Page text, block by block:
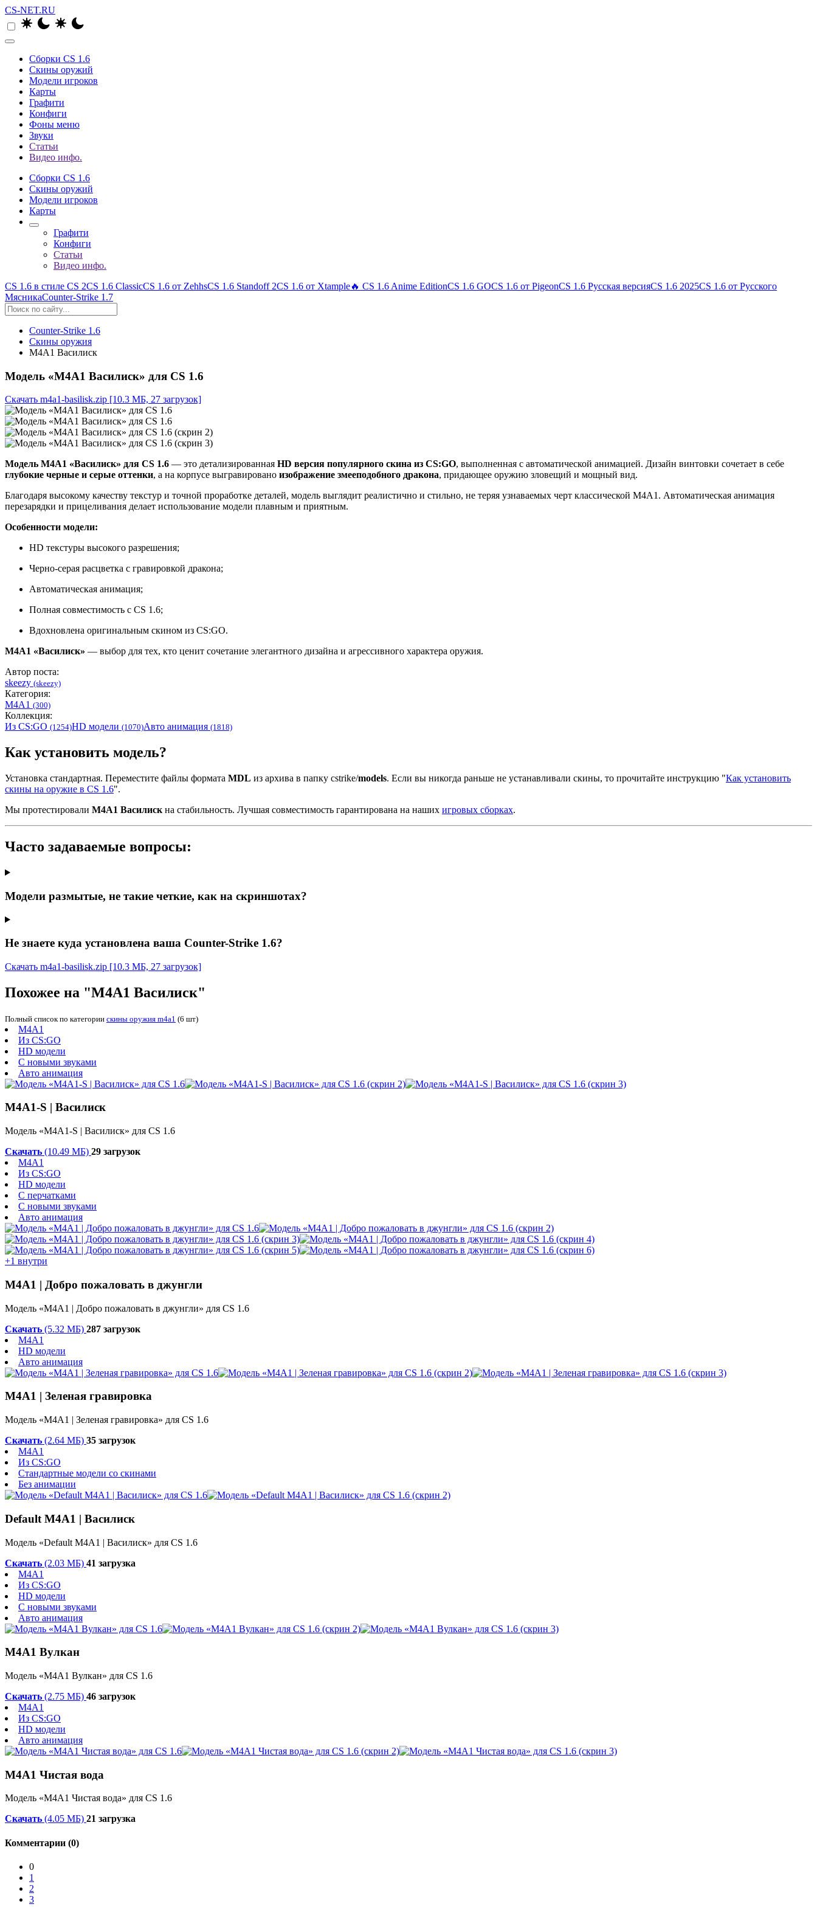
CS-NET.RU
Сборки CS 1.6
Скины оружий
Модели игроков
Карты
Графити
Конфиги
Фоны меню
Звуки
Статьи
Видео инфо.
Сборки CS 1.6
Скины оружий
Модели игроков
Карты
Графити
Конфиги
Статьи
Видео инфо.
CS 1.6 в стиле CS 2CS 1.6 ClassicCS 1.6 от ZehhsCS 1.6 Standoff 2CS 1.6 от Xtample🔥 CS 1.6 Anime EditionCS 1.6 GOCS 1.6 от PigeonCS 1.6 Русская версияCS 1.6 2025CS 1.6 от Русского
МясникаCounter-Strike 1.7
Counter-Strike 1.6
Скины оружия
М4А1 Василиск
Модель «М4А1 Василиск» для CS 1.6
Скачать m4a1-basilisk.zip [10.3 МБ, 27 загрузок]
Модель M4A1 «Василиск» для CS 1.6 — это детализированная HD версия популярного скина из CS:GO, выполненная с автоматической анимацией. Дизайн винтовки сочетает в себе
глубокие черные и серые оттенки, а на корпусе выгравировано изображение змееподобного дракона, придающее оружию зловещий и мощный вид.
Благодаря высокому качеству текстур и точной проработке деталей, модель выглядит реалистично и стильно, не теряя узнаваемых черт классической M4A1. Автоматическая анимация
перезарядки и прицеливания делает использование модели плавным и приятным.
Особенности модели:
HD текстуры высокого разрешения;
Черно-серая расцветка с гравировкой дракона;
Автоматическая анимация;
Полная совместимость с CS 1.6;
Вдохновлена оригинальным скином из CS:GO.
M4A1 «Василиск» — выбор для тех, кто ценит сочетание элегантного дизайна и агрессивного характера оружия.
Автор поста:
skeezy (skeezy)
Категория:
M4A1 (300)
Коллекция:
Из CS:GO (1254)HD модели (1070)Авто анимация (1818)
Как установить модель?
Установка стандартная. Переместите файлы формата MDL из архива в папку cstrike/models. Если вы никогда раньше не устанавливали скины, то прочитайте инструкцию "Как установить
скины на оружие в CS 1.6".
Мы протестировали М4А1 Василиск на стабильность. Лучшая совместимость гарантирована на наших игровых сборках.
Часто задаваемые вопросы:
Модели размытые, не такие четкие, как на скриншотах?
Не знаете куда установлена ваша Counter-Strike 1.6?
Скачать m4a1-basilisk.zip [10.3 МБ, 27 загрузок]
Похожее на "М4А1 Василиск"
Полный список по категории скины оружия m4a1 (6 шт)
M4A1
Из CS:GO
HD модели
С новыми звуками
Авто анимация
M4A1-S | Василиск
Модель «M4A1-S | Василиск» для CS 1.6
Скачать (10.49 МБ) 29 загрузок
M4A1
Из CS:GO
HD модели
С перчатками
С новыми звуками
Авто анимация
+1 внутри
М4А1 | Добро пожаловать в джунгли
Модель «М4А1 | Добро пожаловать в джунгли» для CS 1.6
Скачать (5.32 МБ) 287 загрузок
M4A1
HD модели
Авто анимация
М4А1 | Зеленая гравировка
Модель «М4А1 | Зеленая гравировка» для CS 1.6
Скачать (2.64 МБ) 35 загрузок
M4A1
Из CS:GO
Стандартные модели со скинами
Без анимации
Default M4A1 | Василиск
Модель «Default M4A1 | Василиск» для CS 1.6
Скачать (2.03 МБ) 41 загрузка
M4A1
Из CS:GO
HD модели
С новыми звуками
Авто анимация
М4А1 Вулкан
Модель «М4А1 Вулкан» для CS 1.6
Скачать (2.75 МБ) 46 загрузок
M4A1
Из CS:GO
HD модели
Авто анимация
М4А1 Чистая вода
Модель «М4А1 Чистая вода» для CS 1.6
Скачать (4.05 МБ) 21 загрузка
Комментарии (0)
0
1
2
3